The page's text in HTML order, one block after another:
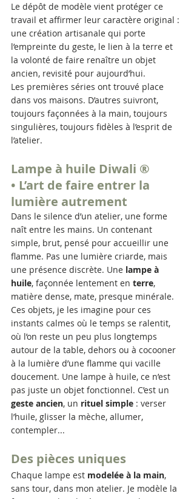
Le dépôt de modèle vient protéger ce
travail et affirmer leur caractère original :
une création artisanale qui porte
l’empreinte du geste, le lien à la terre et
la volonté de faire renaître un objet
ancien, revisité pour aujourd’hui.
Les premières séries ont trouvé place
dans vos maisons. D’autres suivront,
toujours façonnées à la main, toujours
singulières, toujours fidèles à l’esprit de
l’atelier.
Lampe à huile Diwali ®
• L’art de faire entrer la
lumière autrement
Dans le silence d’un atelier, une forme
naît entre les mains. Un contenant
simple, brut, pensé pour accueillir une
flamme. Pas une lumière criarde, mais
une présence discrète. Une lampe à
huile, façonnée lentement en terre,
matière dense, mate, presque minérale.
Ces objets, je les imagine pour ces
instants calmes où le temps se ralentit,
où l’on reste un peu plus longtemps
autour de la table, dehors ou à cocooner
à la lumière d’une flamme qui vacille
doucement. Une lampe à huile, ce n’est
pas juste un objet fonctionnel. C’est un
geste ancien, un rituel simple : verser
l’huile, glisser la mèche, allumer,
contempler...
Des pièces uniques
Chaque lampe est modelée à la main,
sans tour, dans mon atelier. Je modèle la